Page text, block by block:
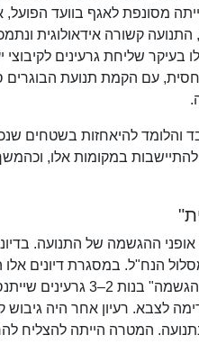
מסונפת לאגף בוועד
קשורה אידאולוגית
שליחת גרעינים לקיבוצי
ה-90 הקשר הפך לרופף יחסית, עם הקמת
להיאחזות בשטחים
במקומות אלו,
התנועה על אופני ההגשמה של
הנח"ל. במסגרת דיונים
התקופה, אבינועם גרנות את
לצבא. רעיון אחר היה גיבוש
בתנועה. המטרה הייתה להצליח